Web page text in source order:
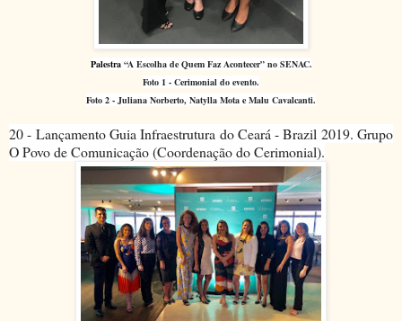
Palestra “A Escolha de Quem Faz Acontecer” no SENAC.
Foto 1 - Cerimonial do evento.
Foto 2 - Juliana Norberto, Natylla Mota e Malu Cavalcanti.
20 - Lançamento Guia Infraestrutura do Ceará - Brazil 2019. Grupo
O Povo de Comunicação (Coordenação do Cerimonial).